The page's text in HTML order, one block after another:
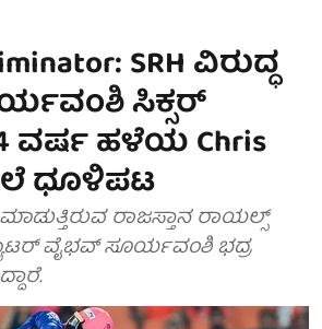
SRH ವಿರುದ್ಧ
ಸಿಕ್ಸರ್
ವರ್ಷ ಹಳೆಯ Chris
ಧೂಳಿಪಟ
ರಾಜಸ್ತಾನ ರಾಯಲ್ಸ್
ವೈಭವ್ ಸೂರ್ಯವಂಶಿ ಭದ್ರ